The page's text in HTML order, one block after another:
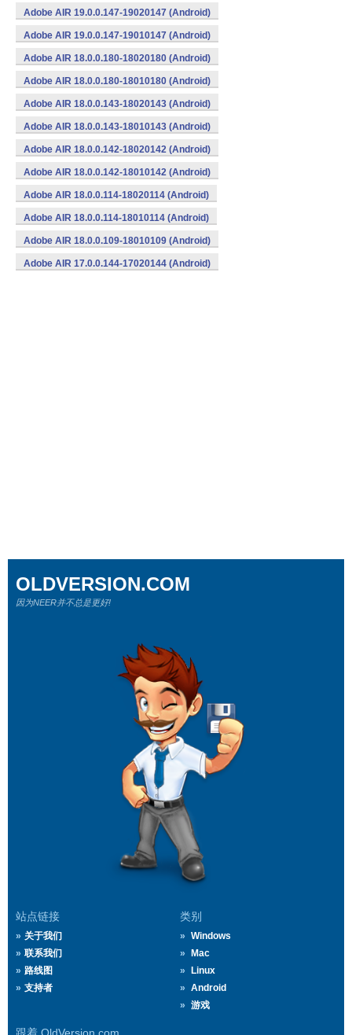
Adobe AIR 19.0.0.147-19020147 (Android)
Adobe AIR 19.0.0.147-19010147 (Android)
Adobe AIR 18.0.0.180-18020180 (Android)
Adobe AIR 18.0.0.180-18010180 (Android)
Adobe AIR 18.0.0.143-18020143 (Android)
Adobe AIR 18.0.0.143-18010143 (Android)
Adobe AIR 18.0.0.142-18020142 (Android)
Adobe AIR 18.0.0.142-18010142 (Android)
Adobe AIR 18.0.0.114-18020114 (Android)
Adobe AIR 18.0.0.114-18010114 (Android)
Adobe AIR 18.0.0.109-18010109 (Android)
Adobe AIR 17.0.0.144-17020144 (Android)
站点链接
关于我们
联系我们
路线图
支持者
类别
Windows
Mac
Linux
Android
游戏
OLDVERSION.COM
因为NEER并不总是更好!